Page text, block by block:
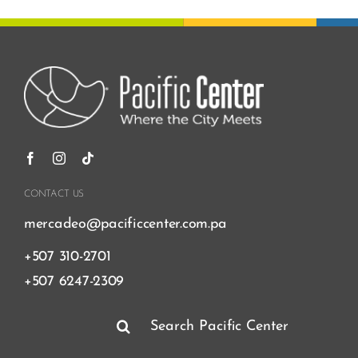
CONTACT US
mercadeo@pacificcenter.com.pa
+507 310-2701
+507 6247-2309
for: